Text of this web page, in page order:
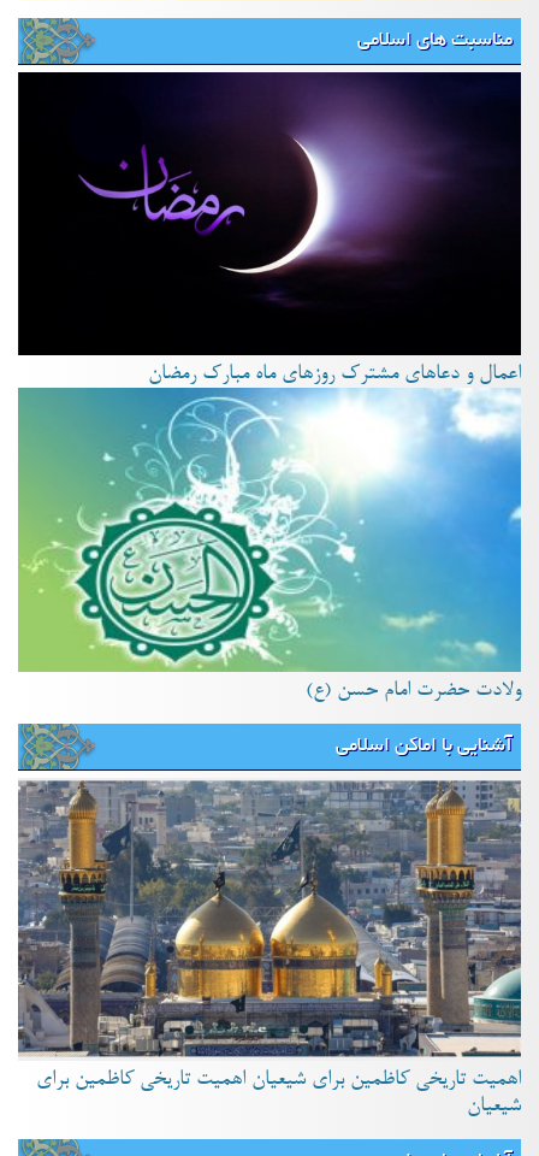
مناسبت های اسلامی
اعمال و دعاهای مشترک روزهای ماه مبارک رمضان
ولادت حضرت امام حسن (ع)
آشنایی با اماکن اسلامی
اهمیت تاریخی کاظمین برای شیعیان اهمیت تاریخی کاظمین برای
شیعیان